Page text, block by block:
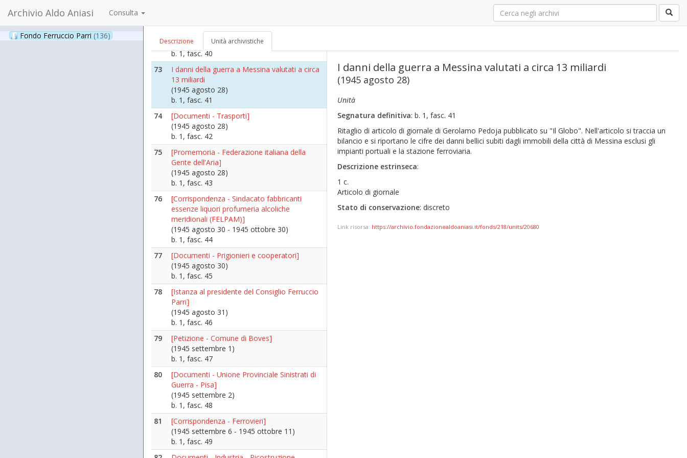
Archivio Aldo Aniasi Consulta
Fondo Ferruccio Parri (136)
Descrizione Unità archivistiche
cooperatori]
(1945 agosto 22 - 1945 ottobre 25)
b. 1, fasc. 40
73
I danni della guerra a Messina valutati a circa
13 miliardi
(1945 agosto 28)
b. 1, fasc. 41
74
[Documenti - Trasporti]
(1945 agosto 28)
b. 1, fasc. 42
75
[Promemoria - Federazione italiana della
Gente dell'Aria]
(1945 agosto 28)
b. 1, fasc. 43
76
[Corrispondenza - Sindacato fabbricanti
essenze liquori profumeria alcoliche
meridionali (FELPAM)]
(1945 agosto 30 - 1945 ottobre 30)
b. 1, fasc. 44
77
[Documenti - Prigionieri e cooperatori]
(1945 agosto 30)
b. 1, fasc. 45
78
[Istanza al presidente del Consiglio Ferruccio
Parri]
(1945 agosto 31)
b. 1, fasc. 46
79
[Petizione - Comune di Boves]
(1945 settembre 1)
b. 1, fasc. 47
80
[Documenti - Unione Provinciale Sinistrati di
Guerra - Pisa]
(1945 settembre 2)
b. 1, fasc. 48
81
[Corrispondenza - Ferrovieri]
(1945 settembre 6 - 1945 ottobre 11)
b. 1, fasc. 49
I danni della guerra a Messina valutati a circa 13 miliardi
(1945 agosto 28)
Unità
Segnatura definitiva: b. 1, fasc. 41
Ritaglio di articolo di giornale di Gerolamo Pedoja pubblicato su "Il Globo". Nell'articolo si traccia un
bilancio e si riportano le cifre dei danni bellici subiti dagli immobili della città di Messina esclusi gli
impianti portuali e la stazione ferroviaria.
Descrizione estrinseca:
1 c.
Articolo di giornale
Stato di conservazione: discreto
Link risorsa: https://archivio.fondazionealdoaniasi.it/fonds/218/units/20680